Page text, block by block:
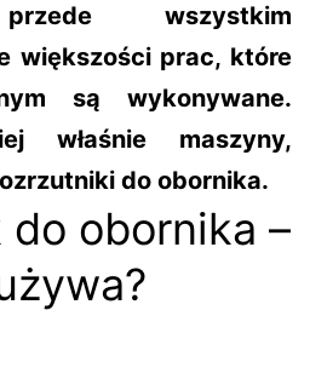
wszystkim
większości prac, które
są wykonywane.
właśnie maszyny,
do obornika.
do obornika –